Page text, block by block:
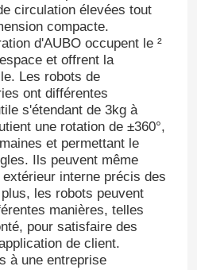
circulation élevées tout
compacte.
d'AUBO occupent le ²
et offrent la
Les robots de
ont différentes
s'étendant de 3kg à
une rotation de ±360°,
et permettant le
Ils peuvent même
interne précis des
les robots peuvent
manières, telles
pour satisfaire des
de client.
à une entreprise